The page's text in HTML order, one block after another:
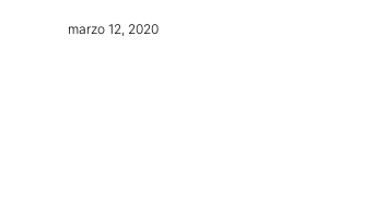
marzo 12, 2020